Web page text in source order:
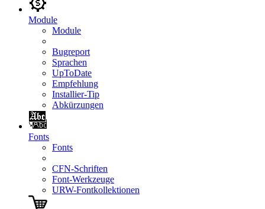
Module
Module
Bugreport
Sprachen
UpToDate
Empfehlung
Installier-Tip
Abkürzungen
Fonts
Fonts
CFN-Schriften
Font-Werkzeuge
URW-Fontkollektionen